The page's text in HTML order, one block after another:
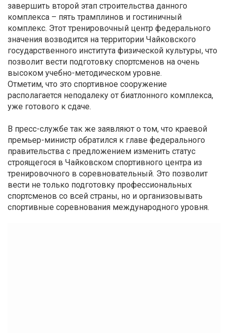
завершить второй этап строительства данного
комплекса – пять трамплинов и гостиничный
комплекс. Этот тренировочный центр федерального
значения возводится на территории Чайковского
государственного института физической культуры, что
позволит вести подготовку спортсменов на очень
высоком учебно-методическом уровне.
Отметим, что это спортивное сооружение
располагается неподалеку от биатлонного комплекса,
уже готового к сдаче.
В пресс-службе так же заявляют о том, что краевой
премьер-министр обратился к главе федерального
правительства с предложением изменить статус
строящегося в Чайковском спортивного центра из
тренировочного в соревновательный. Это позволит
вести не только подготовку профессиональных
спортсменов со всей страны, но и организовывать
спортивные соревнования международного уровня.